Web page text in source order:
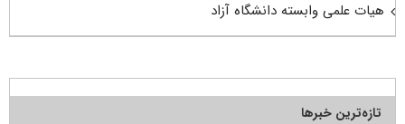
هیات علمی وابسته دانشگاه آزاد
تازه‌ترین خبرها